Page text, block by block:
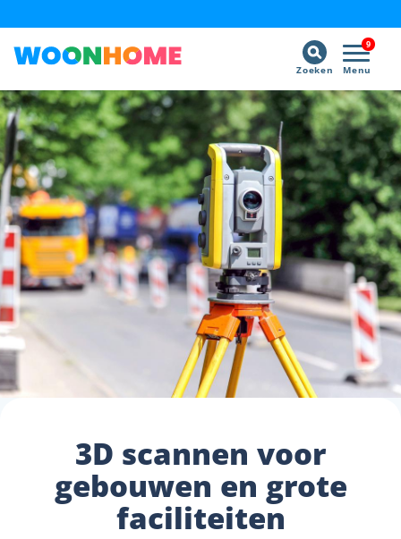
9
Menu
Zoeken
3D scannen voor
gebouwen en grote
faciliteiten